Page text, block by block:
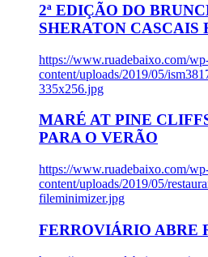
2ª EDIÇÃO DO
SHERATON CASCAIS
https://www.ruadebaixo.com/
content/uploads/2019/05/
335x256.jpg
MARÉ AT PINE
PARA O VERÃO
https://www.ruadebaixo.com/
content/uploads/2019/05/
fileminimizer.jpg
FERROVIÁRIO ABRE